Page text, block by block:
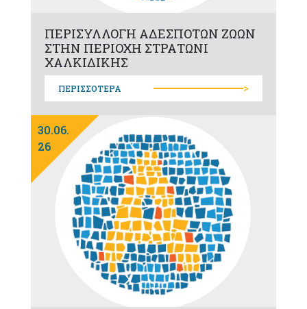
ΠΕΡΙΣΥΛΛΟΓΗ ΑΔΕΣΠΟΤΩΝ ΖΩΩΝ
ΣΤΗΝ ΠΕΡΙΟΧΗ ΣΤΡΑΤΩΝΙ
ΧΑΛΚΙΔΙΚΗΣ
ΠΕΡΙΣΣΟΤΕΡΑ >
30.06.
26